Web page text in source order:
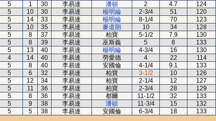
5 1 30 李易達 潘頓 2 4.7 124
5 10 30 李易達 楊明綸 2-3/4 51 120
5 14 33 李易達 楊明綸 8-1/4 70 123
5 10 35 李易達 麥道朗 10 34 128
5 8 37 李易達 柏寶 5-1/2 7.9 130
5 8 39 李易達 巫斯義 5 8 133
5 13 40 李易達 楊明綸 4-3/4 16 130
4 14 40 李易達 勞愛德 4 22 114
5 8 40 李易達 安國倫 4-1/4 9.1 133
5 6 32 李易達 柏寶 3-1/2 10 126
5 12 34 李易達 柏寶 2-1/4 12 127
5 11 36 李易達 柏寶 2-3/4 28 129
5 8 36 李易達 都爾 11-1/2 32 133
5 9 38 李易達 潘頓 11-3/4 15 132
5 5 38 李易達 安國倫 6-3/4 18 133